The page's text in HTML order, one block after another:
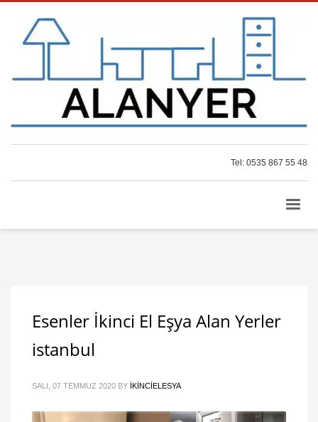
Tel: 0535 867 55 48
Esenler İkinci El Eşya Alan Yerler
istanbul
SALI, 07 TEMMUZ 2020 BY IKINCIELESYA